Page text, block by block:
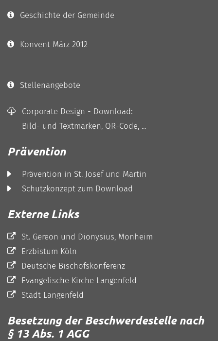
Geschichte der Gemeinde
Konvent März 2012
Stellenangebote
Corporate Design - Download:
Bild- und Textmarken, QR-Code, ...
Prävention
Prävention in St. Josef und Martin
Schutzkonzept zum Download
Externe Links
St. Gereon und Dionysius, Monheim
Erzbistum Köln
Deutsche Bischofskonferenz
Evangelische Kirche Langenfeld
Stadt Langenfeld
Besetzung der Beschwerdestelle nach
§ 13 Abs. 1 AGG